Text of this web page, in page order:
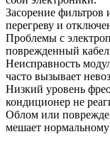
Засорение
перегреву и
Проблемы с
поврежденный
Неисправность
часто вызывает
Низкий уровень
кондиционер не
Облом или
мешает нормальному